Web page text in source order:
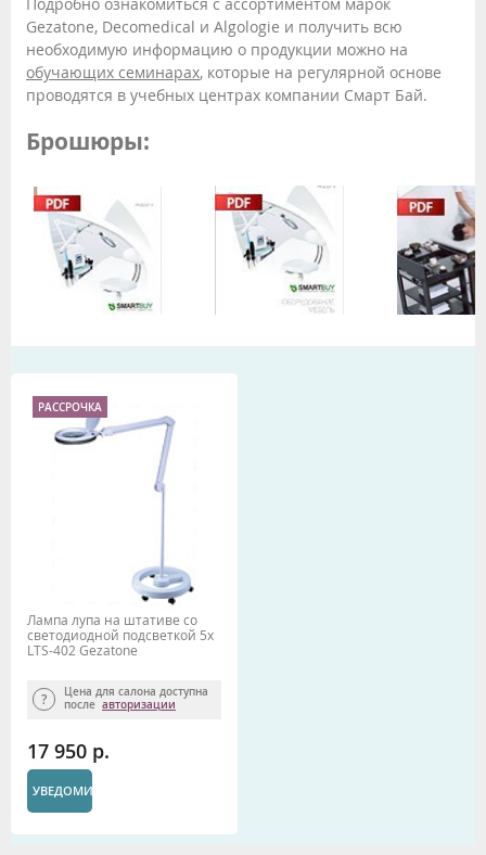
Gezatone, Decomedical и Algologie и получить всю
необходимую информацию о продукции можно на
обучающих семинарах, которые на регулярной основе
проводятся в учебных центрах компании Смарт Бай.
Брошюры:
Лампа лупа на штативе со
светодиодной подсветкой 5х
LTS-402 Gezatone
Цена для салона доступна
после авторизации
17 950 р.
УВЕДОМИТЬ
РАССРОЧКА